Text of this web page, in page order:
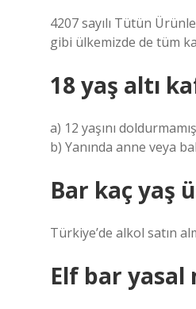
4207 sayılı Tütün
gibi ülkemizde de tüm
18 yaş altı
a) 12 yaşını
b) Yanında anne veya
Bar kaç yaş
Türkiye’de alkol satın
Elf bar yasal